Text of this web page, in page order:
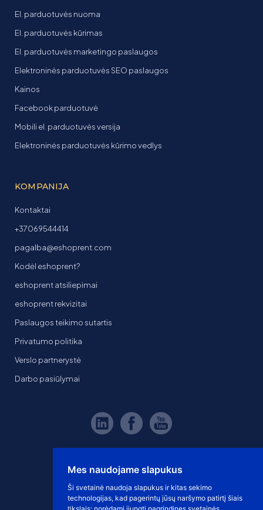
Mes naudojame slapukus
Ši svetainė naudoja slapukus ir kitas sekimo
technologijas, kad pagerintų jūsų naršymo patirtį šiais
El. parduotuvės nuoma
El. parduotuvės kūrimas
El. parduotuvės marketingo paslaugos
Elektroninės parduotuvės SEO paslaugos
Kainos
Facebook parduotuvė
Mobili el. parduotuvės versija
Elektroninės parduotuvės kūrimo vedlys
KOMPANIJA
Kontaktai
+37069544414
pagalba@eshoprent.com
Kodėl eshoprent?
eshoprent atsiliepimai
eshoprent rekvizitai
Paslaugos teikimo sutartis
Privatumo politika
Verslo partnerystė
Darbo pasiūlymai